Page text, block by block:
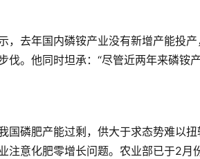
去年国内磷铵产业没有新增产能投产
伐。他同时坦承：“尽管近两年来磷铵
磷肥产能过剩，供大于求态势难以扭
注意化肥零增长问题。农业部已于2